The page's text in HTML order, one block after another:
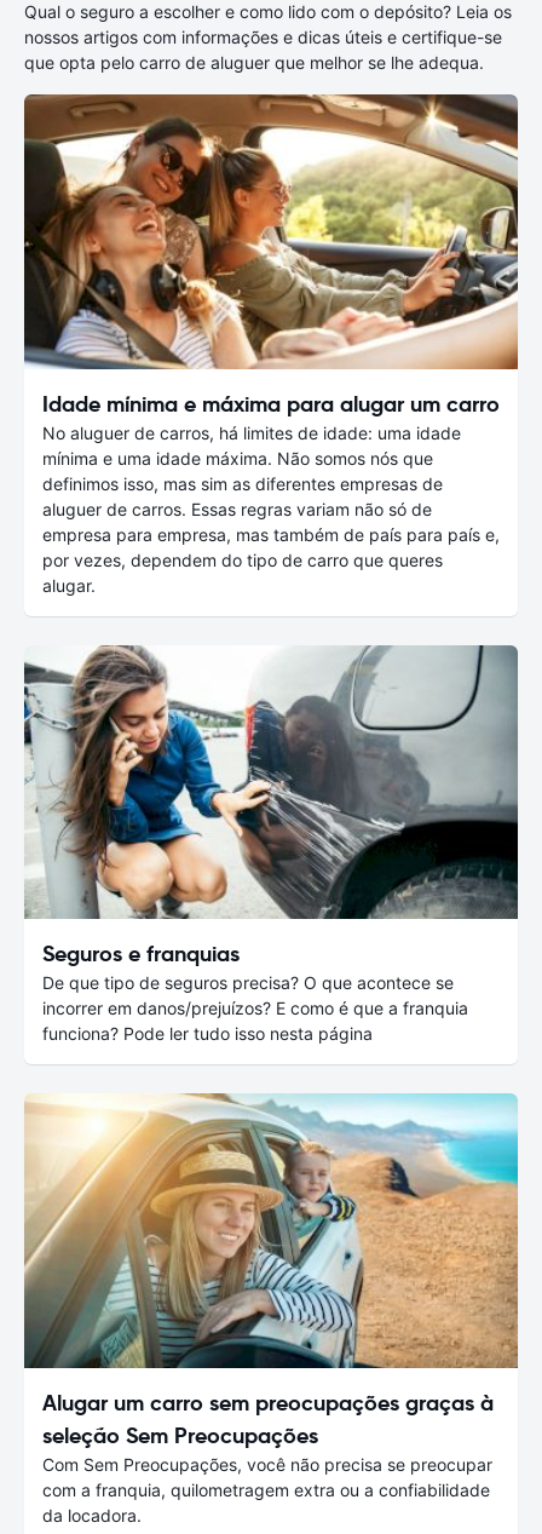
Qual o seguro a escolher e como lido com o depósito? Leia os
nossos artigos com informações e dicas úteis e certifique-se
que opta pelo carro de aluguer que melhor se lhe adequa.
Idade mínima e máxima para alugar um carro
No aluguer de carros, há limites de idade: uma idade
mínima e uma idade máxima. Não somos nós que
definimos isso, mas sim as diferentes empresas de
aluguer de carros. Essas regras variam não só de
empresa para empresa, mas também de país para país e,
por vezes, dependem do tipo de carro que queres
alugar.
Seguros e franquias
De que tipo de seguros precisa? O que acontece se
incorrer em danos/prejuízos? E como é que a franquia
funciona? Pode ler tudo isso nesta página
Alugar um carro sem preocupações graças à
seleção Sem Preocupações
Com Sem Preocupações, você não precisa se preocupar
com a franquia, quilometragem extra ou a confiabilidade
da locadora.